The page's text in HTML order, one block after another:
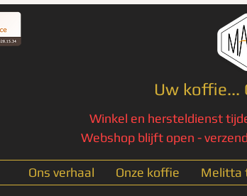
Uw koffie...
Winkel en hersteldienst
Webshop blijft open -
Ons verhaal Onze koffie Melitta